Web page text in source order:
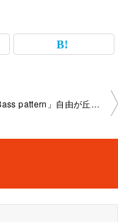
「16th Bass pattern」自由が丘教室2024-11-26-no0009- 1035